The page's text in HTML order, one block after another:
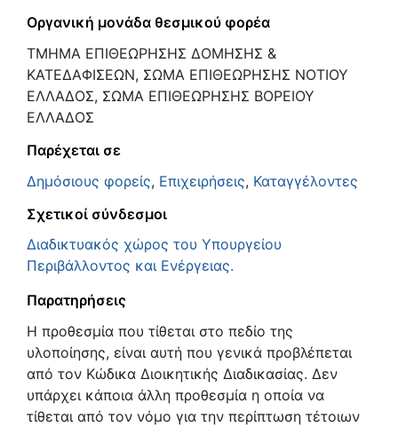
Οργανική μονάδα θεσμικού φορέα
ΤΜΗΜΑ ΕΠΙΘΕΩΡΗΣΗΣ ΔΟΜΗΣΗΣ &
ΚΑΤΕΔΑΦΙΣΕΩΝ, ΣΩΜΑ ΕΠΙΘΕΩΡΗΣΗΣ ΝΟΤΙΟΥ
ΕΛΛΑΔΟΣ, ΣΩΜΑ ΕΠΙΘΕΩΡΗΣΗΣ ΒΟΡΕΙΟΥ
ΕΛΛΑΔΟΣ
Παρέχεται σε
Δημόσιους φορείς, Επιχειρήσεις, Καταγγέλοντες
Σχετικοί σύνδεσμοι
Διαδικτυακός χώρος του Υπουργείου
Περιβάλλοντος και Ενέργειας.
Παρατηρήσεις
Η προθεσμία που τίθεται στο πεδίο της
υλοποίησης, είναι αυτή που γενικά προβλέπεται
από τον Κώδικα Διοικητικής Διαδικασίας. Δεν
υπάρχει κάποια άλλη προθεσμία η οποία να
τίθεται από τον νόμο για την περίπτωση τέτοιων